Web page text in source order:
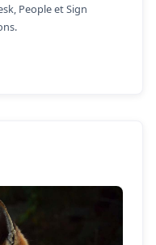
People et Sign